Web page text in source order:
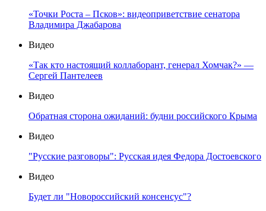
«Точки Роста – Псков»: видеоприветствие сенатора
Владимира Джабарова
Видео
«Так кто настоящий коллаборант, генерал Хомчак?» —
Сергей Пантелеев
Видео
Обратная сторона ожиданий: будни российского Крыма
Видео
"Русские разговоры": Русская идея Федора Достоевского
Видео
Будет ли "Новороссийский консенсус"?